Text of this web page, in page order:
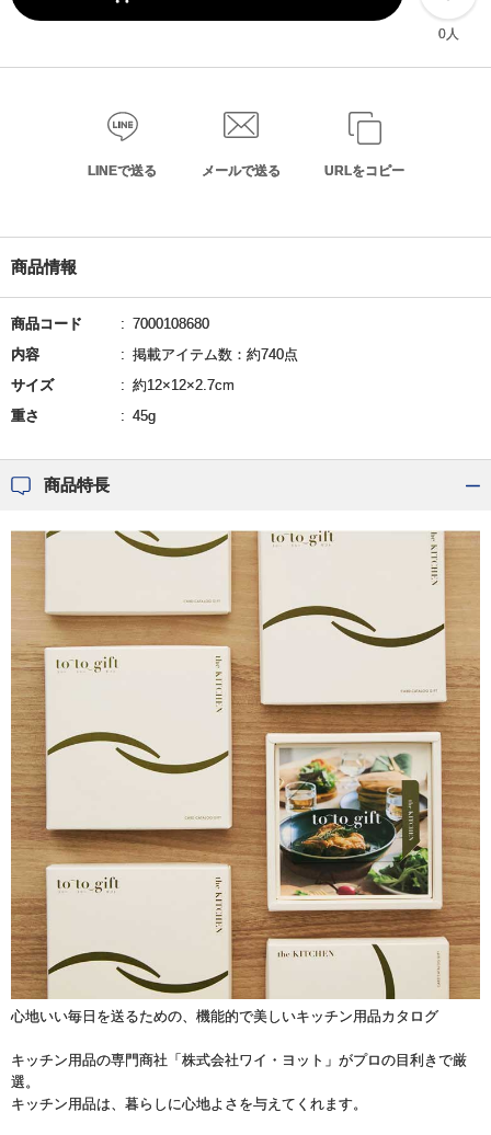
0人
LINEで送る メールで送る URLをコピー
商品情報
商品コード
7000108680
内容
掲載アイテム数：約740点
サイズ
約12×12×2.7cm
重さ
45g
商品特長
心地いい毎日を送るための、機能的で美しいキッチン用品カタログ
キッチン用品の専門商社「株式会社ワイ・ヨット」がプロの目利きで厳
選。
キッチン用品は、暮らしに心地よさを与えてくれます。